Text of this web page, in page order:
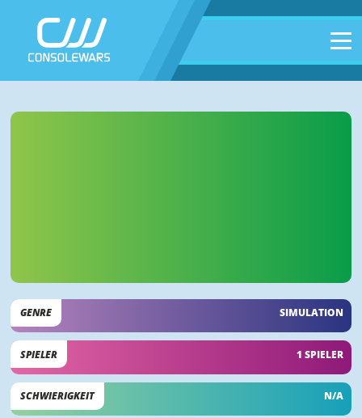
GENRE SIMULATION
SPIELER 1 SPIELER
SCHWIERIGKEIT N/A